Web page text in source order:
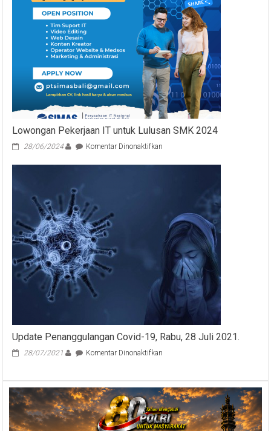
‘Peran
Serta
Masyarakat
dalam
Pemeberantasan
Korupsi’
Lowongan Pekerjaan IT untuk Lulusan SMK 2024
28/06/2024 Komentar Dinonaktifkan
2024
Update Penanggulangan Covid-19, Rabu, 28 Juli 2021.
28/07/2021 Komentar Dinonaktifkan
19,
Rabu,
28
Juli